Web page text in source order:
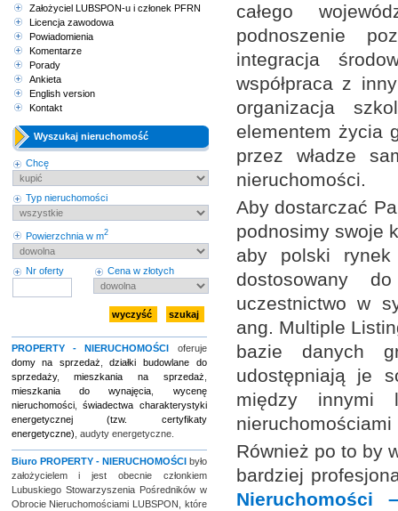
Założyciel LUBSPON-u i członek PFRN
Licencja zawodowa
Powiadomienia
Komentarze
Porady
Ankieta
English version
Kontakt
Wyszukaj nieruchomość
Chcę
Typ nieruchomości
Powierzchnia w m2
Nr oferty Cena w złotych
PROPERTY - NIERUCHOMOŚCI oferuje
domy na sprzedaż ,działki budowlane do
sprzedaży,mieszkania na sprzedaż
mieszkania do wynajęcia
wycenę
nieruchomości, świadectwa charakterystyki
energetycznej (tzw. certyfikaty
energetyczne) , audyty energetyczne.
Biuro PROPERTY - NIERUCHOMOŚCIbyło
założycielem i jest obecnie członkiem
Lubuskiego Stowarzyszenia Pośredników w
Obrocie Nieruchomościami LUBSPON, które
całego
podnoszenie
integracja
współpraca z
organizacja
elementem życia
przez władze
nieruchomości.
Aby dostarczać
podnosimy swoje
aby polski rynek
dostosowany
uczestnictwo w
ang. Multiple
bazie danych
udostępniają je
między innymi
nieruchomościami
Również po to by
bardziej
Nieruchomości